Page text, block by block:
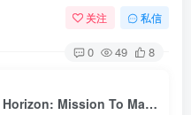
关注 私信
0 49 8
纪录片《地平线系列：火星任务 Horizon: Mission To Mars》下载